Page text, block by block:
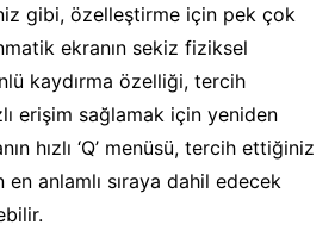
gibi, özelleştirme için pek çok
ekranın sekiz fiziksel
kaydırma özelliği, tercih
erişim sağlamak için yeniden
hızlı ‘Q’ menüsü, tercih ettiğiniz
anlamlı sıraya dahil edecek